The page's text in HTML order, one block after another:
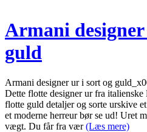
Armani
guld
Armani designer ur i sort og
Dette flotte designer ur fra
flotte guld detaljer og sorte urskive
et moderne herreur bør se ud! Uret
vægt. Du får fra vær(Læs mere)